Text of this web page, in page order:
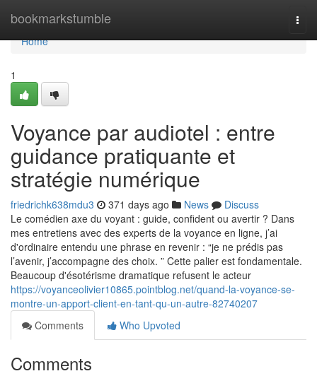
bookmarkstumble
Home
Home
1
Voyance par audiotel : entre
guidance pratiquante et
stratégie numérique
friedrichk638mdu3 371 days ago News
Discuss
Le comédien axe du voyant : guide, confident ou avertir ? Dans
mes entretiens avec des experts de la voyance en ligne, j’ai
d'ordinaire entendu une phrase en revenir : “je ne prédis pas
l’avenir, j’accompagne des choix. ” Cette palier est fondamentale.
Beaucoup d'ésotérisme dramatique refusent le acteur
https://voyanceolivier10865.pointblog.net/quand-la-voyance-se-
montre-un-apport-client-en-tant-qu-un-autre-82740207
Comments
Who Upvoted
Comments